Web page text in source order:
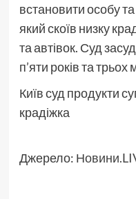
встановити особу
який скоїв низку
та автівок. Суд
п’яти років та
Київ суд продукти
крадіжка
Джерело: